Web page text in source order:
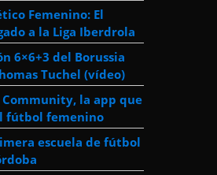
Femenino: El
a la Liga Iberdrola
6×6+3 del Borussia
Tuchel (vídeo)
la app que
fútbol femenino
escuela de fútbol